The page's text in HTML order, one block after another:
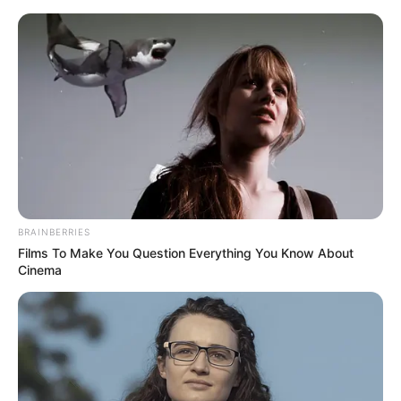
Weimar - Ilmpark mit Goethes Gartenhaus und
Römischem Haus
Hotels Veranstaltungen
zurück Weimar weiter
BRAINBERRIES
Films To Make You Question Everything You Know About
Cinema